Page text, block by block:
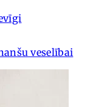
veselībai